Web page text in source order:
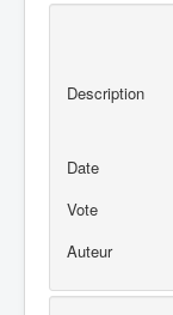
Description
Date
Vote
Auteur